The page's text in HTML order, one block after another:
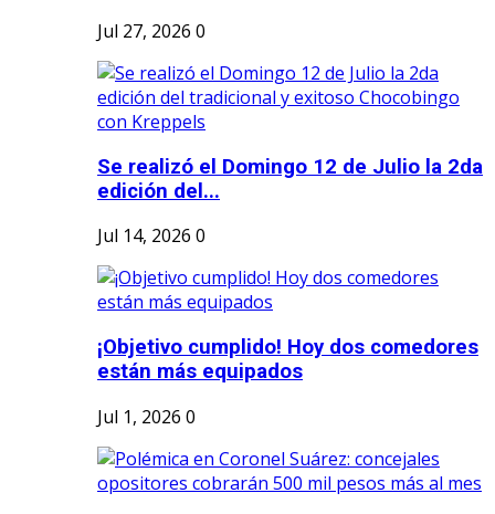
Jul 27, 2026 0
Se realizó el Domingo 12 de Julio la 2da
edición del...
Jul 14, 2026 0
¡Objetivo cumplido! Hoy dos comedores
están más equipados
Jul 1, 2026 0